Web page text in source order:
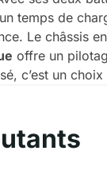
temps de
Le châssis en
offre un
c’est un